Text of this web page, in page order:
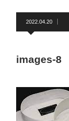
2022.04.20
images-8